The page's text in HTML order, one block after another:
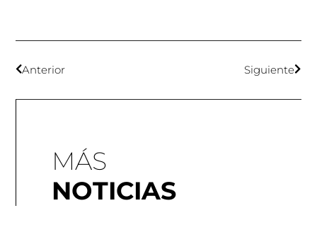
Anterior Siguiente
MÁS
NOTICIAS